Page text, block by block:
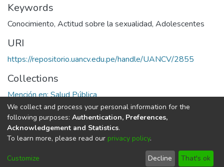
Keywords
Conocimiento, Actitud sobre la sexualidad, Adolescentes
URI
https://repositorio.uancv.edu.pe/handle/UANCV/2855
Collections
Mención en: Salud Pública
Full item page
DSpace softwarecopyright © 2002-2026
Cookie
End User
Send
We collect and process your personal information for the
following purposes: Authentication, Preferences,
Acknowledgement and Statistics.
To learn more, please read our privacy policy.
Customize Decline That's ok